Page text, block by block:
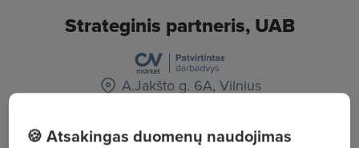
Strateginis partneris, UAB
A.Jakšto g. 6A, Vilnius
Žiūrėti visus skelbimus
🍪 Atsakingas duomenų naudojimas